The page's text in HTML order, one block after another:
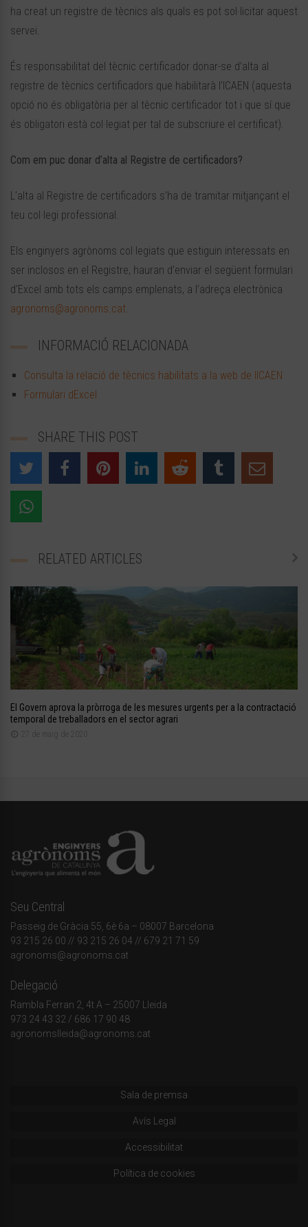
ha creat un registre de tècnics als quals es pot sol·licitar aquest
servei.
És responsabilitat del tècnic certificador donar-se d’alta al
registre de tècnics certificadors que habilitarà l’ICAEN (aquesta
opció no és obligatòria per al tècnic certificador tot i que sí que
és obligatori està col·legiat per tal de subscriure el certificat).
Com em puc donar d’alta al Registre de certificadors?
L’alta al Registre de certificadors s’ha de tramitar mitjançant el
teu col·legi professional.
Els enginyers agrònoms col·legiats que estiguin interessats en
ser inclosos en el Registre, hauran d’enviar el següent formulari
d’Excel amb tots els camps emplenats, a l’adreça electrònica
agronoms@agronoms.cat.
INFORMACIÓ RELACIONADA
Consulta la relació de tècnics habilitats a la web de lICAEN
Formulari dExcel
SHARE THIS POST
RELATED ARTICLES
El Govern aprova la pròrroga de les mesures urgents per a la contractació
temporal de treballadors en el sector agrari
27 de maig de 2020
Seu Central
Passeig de Gràcia 55, 6è 6a – 08007 Barcelona
93 215 26 00 // 93 215 26 04 // 679 21 71 59
agronoms@agronoms.cat
Delegació
Rambla Ferran 2, 4t A – 25007 Lleida
973 24 43 32 / 686 17 90 48
agronomslleida@agronoms.cat
Sala de premsa
Avís Legal
Accessibilitat
Política de cookies